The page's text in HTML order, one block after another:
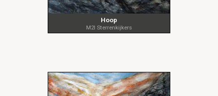
Hoop
M2I Sterrenkijkers